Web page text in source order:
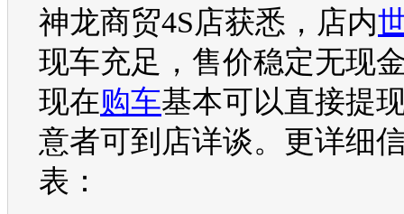
神龙商贸4S店获悉，店内
现车充足，售价稳定无现
现在购车基本可以直接提
意者可到店详谈。更详细
表：